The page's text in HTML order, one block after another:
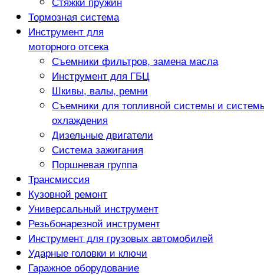
Тормозная система
Инструмент для
моторного отсека
Съемники фильтров, замена масла
Инструмент для ГБЦ
Шкивы, валы, ремни
Съемники для топливной системы и
охлаждения
Дизельные двигатели
Система зажигания
Поршневая группа
Трансмиссия
Кузовной ремонт
Универсальный инструмент
Резьбонарезной инструмент
Инструмент для грузовых автомобилей
Ударные головки и ключи
Гаражное оборудование